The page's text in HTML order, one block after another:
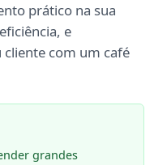
prático na sua
e
com um café
grandes